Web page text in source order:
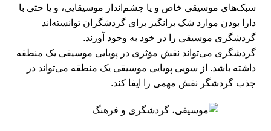
سبک‌های موسیقی خاص و یا چشم‌انداز موسیقایی، و یا حتی با
دارا بودن موارد شک بر‌انگیز برای گردشگران توانسته‌اند
گردشگری موسیقی را در خود به وجود آورند.
گردشگری می‌تواند نقش مؤثری در پویایی موسیقی یک منطقه
داشته باشد. از سویی پویایی موسیقی یک منطقه می‌تواند در
جذب گردشگر نقش مهمی‌ را ایفا کند.